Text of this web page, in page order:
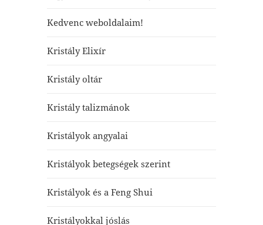
Kedvenc weboldalaim!
Kristály Elixír
Kristály oltár
Kristály talizmánok
Kristályok angyalai
Kristályok betegségek szerint
Kristályok és a Feng Shui
Kristályokkal jóslás